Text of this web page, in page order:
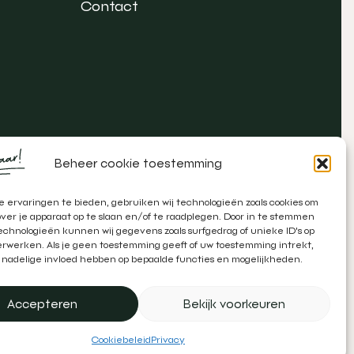
Beheer cookie toestemming
ervaringen te bieden, gebruiken wij technologieën zoals cookies om
je apparaat op te slaan en/of te raadplegen. Door in te stemmen
kunnen wij gegevens zoals surfgedrag of unieke ID's op
Als je geen toestemming geeft of uw toestemming intrekt,
invloed hebben op bepaalde functies en mogelijkheden.
Accepteren Bekijk voorkeuren
CookiebeleidPrivacy
Contact
doorZeker Zichtbaar&Schipper Marketing